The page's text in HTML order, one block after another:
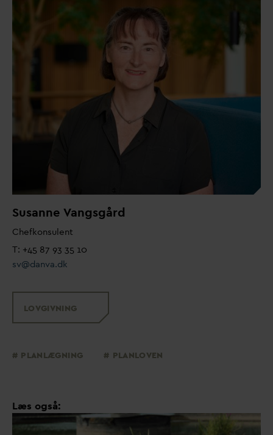
Susanne Vangsgård
Chefkonsulent
T: +45 87 93 35 10
sv@danva.dk
LOVGIVNING
PLANLÆGNING PLANLOVEN
Læs også: